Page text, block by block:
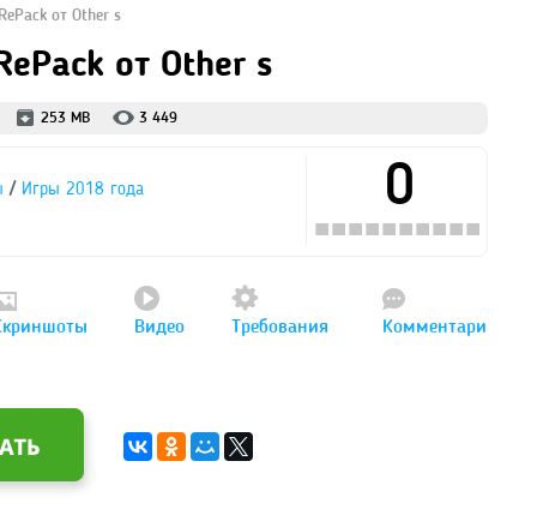
от Other s
от Other s
253 MB 3 449
/ Игры 2018 года 0
Видео Требования Комментари